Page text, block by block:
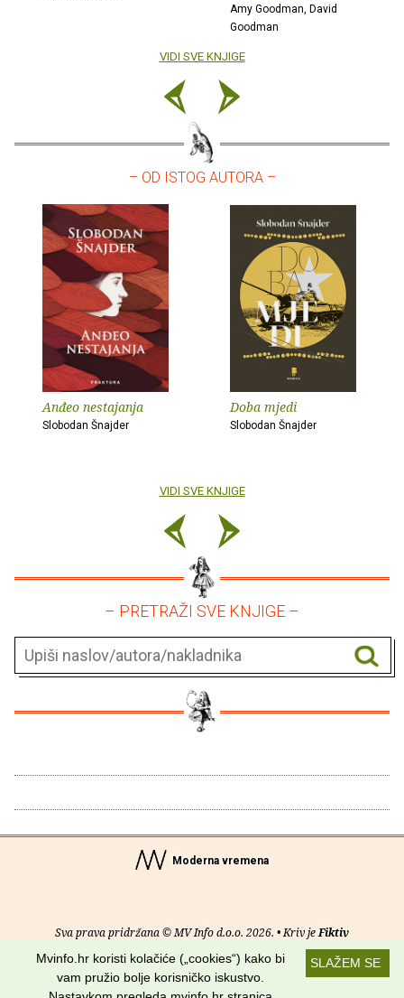
Amy Goodman, David
Goodman
VIDI SVE KNJIGE
– OD ISTOG AUTORA –
Anđeo nestajanja
Slobodan Šnajder
Doba mjedi
Slobodan Šnajder
VIDI SVE KNJIGE
– PRETRAŽI SVE KNJIGE –
Moderna vremena
Sva prava pridržana © MV Info d.o.o. 2026. • Kriv jeFiktiv
Uvjeti korištenja RSS kanaliSLAŽEM SE
Mvinfo.hr koristi kolačiće („cookies“) kako bi
vam pružio bolje korisničko iskustvo.